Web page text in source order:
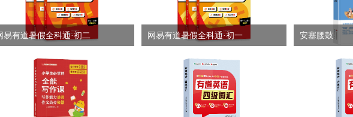
易有道暑假全科通·初二 网易有道暑假全科通·初一 安塞腰鼓